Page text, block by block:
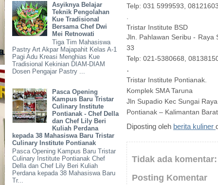
Asyiknya Belajar
Teknik Pengolahan
Kue Tradisional
Bersama Chef Dwi
Mei Retnowati
Tiga Tim Mahasiswa
Pastry Art Akpar Majapahit Kelas A-1
Pagi Adu Kreasi Menghias Kue
Tradisional Kekinian DIAM-DIAM
Dosen Pengajar Pastry ...
Pasca Opening
Kampus Baru Tristar
Culinary Institute
Pontianak - Chef Della
dan Chef Lily Beri
Kuliah Perdana
kepada 38 Mahasiswa Baru Tristar
Culinary Institute Pontianak
Pasca Opening Kampus Baru Tristar
Culinary Institute Pontianak Chef
Della dan Chef Lily Beri Kuliah
Perdana kepada 38 Mahasiswa Baru
Tr...
Telp: 031 5999593,
.
Tristar Institute BSD
Jln. Pahlawan Seribu - Raya
33
Telp: 021-5380668,
.
Tristar Institute Pontianak.
Komplek SMA Taruna
Jln Supadio Kec Sungai
Pontianak – Kalimantan Barat
Diposting oleh berita kuliner
Tidak ada komentar:
Posting Komentar